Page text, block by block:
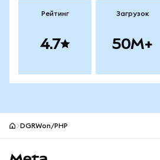
Рейтинг
4.7
Загрузок
50M+
DGRWon/PHP